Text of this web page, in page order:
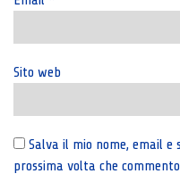
Sito web
Salva il mio nome, email
prossima volta che